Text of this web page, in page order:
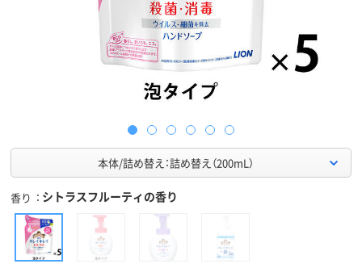
本体/詰め替え：詰め替え（200mL）
香り シトラスフルーティの香り